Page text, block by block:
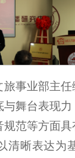
旅事业部主
舞台表现力
范等方面
清晰表达为